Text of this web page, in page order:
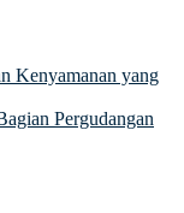
Kenyamanan yang
Pergudangan